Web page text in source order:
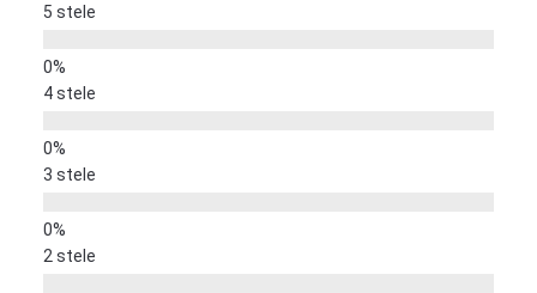
5 stele
4 stele
3 stele
2 stele